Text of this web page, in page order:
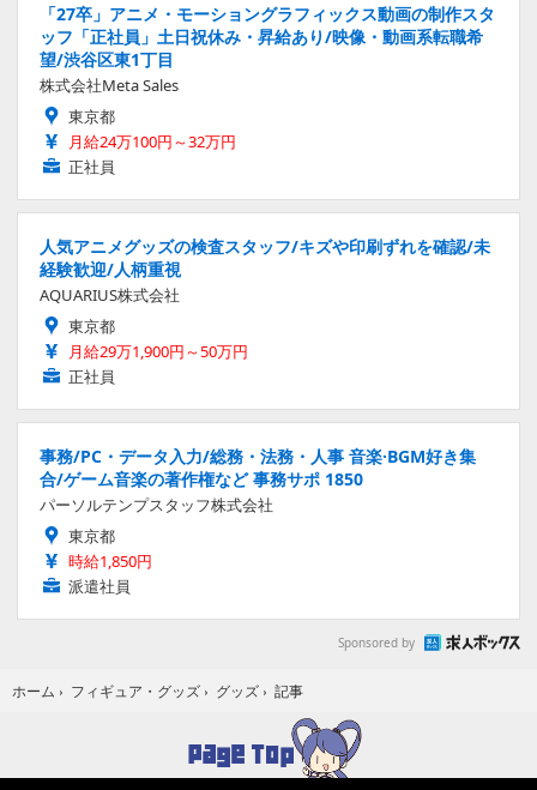
「27卒」アニメ・モーショングラフィックス動画の制作スタ
ッフ「正社員」土日祝休み・昇給あり/映像・動画系転職希
望/渋谷区東1丁目
株式会社Meta Sales
東京都
月給24万100円～32万円
正社員
人気アニメグッズの検査スタッフ/キズや印刷ずれを確認/未
経験歓迎/人柄重視
AQUARIUS株式会社
東京都
月給29万1,900円～50万円
正社員
事務/PC・データ入力/総務・法務・人事 音楽·BGM好き集
合/ゲーム音楽の著作権など 事務サポ 1850
パーソルテンプスタッフ株式会社
東京都
時給1,850円
派遣社員
Sponsored by
ホーム › フィギュア・グッズ › グッズ › 記事